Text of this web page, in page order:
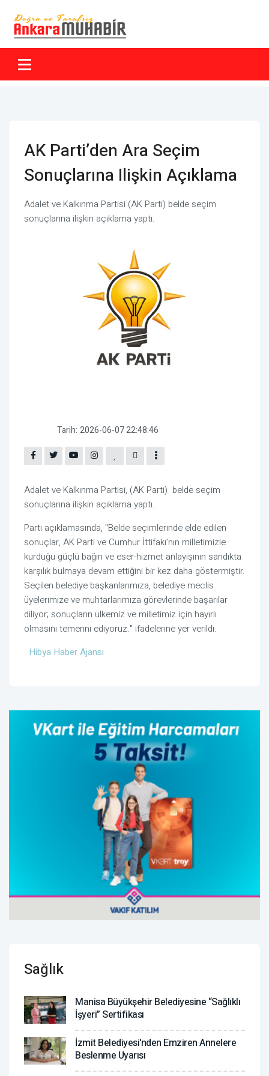
AK Parti’den Ara Seçim
Sonuçlarına Ilişkin Açıklama
Adalet ve Kalkınma Partisi (AK Parti) belde seçim
sonuçlarına ilişkin açıklama yaptı.
Tarih: 2026-06-07 22:48:46
Adalet ve Kalkınma Partisi, (AK Parti) belde seçim
sonuçlarına ilişkin açıklama yaptı.
Parti açıklamasında, "Belde seçimlerinde elde edilen
sonuçlar, AK Parti ve Cumhur İttifakı’nın milletimizle
kurduğu güçlü bağın ve eser-hizmet anlayışının sandıkta
karşılık bulmaya devam ettiğini bir kez daha göstermiştir.
Seçilen belediye başkanlarımıza, belediye meclis
üyelerimize ve muhtarlarımıza görevlerinde başarılar
diliyor; sonuçların ülkemiz ve milletimiz için hayırlı
olmasını temenni ediyoruz." ifadelerine yer verildi.
Hibya Haber Ajansı
Sağlık
Manisa Büyükşehir Belediyesine “Sağlıklı
İşyeri” Sertifikası
İzmit Belediyesi'nden Emziren Annelere
Beslenme Uyarısı